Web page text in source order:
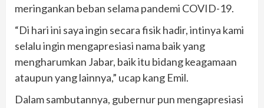
meringankan beban selama pandemi COVID-19.
“Di hari ini saya ingin secara fisik hadir, intinya kami
selalu ingin mengapresiasi nama baik yang
mengharumkan Jabar, baik itu bidang keagamaan
ataupun yang lainnya,” ucap kang Emil.
Dalam sambutannya, gubernur pun mengapresiasi